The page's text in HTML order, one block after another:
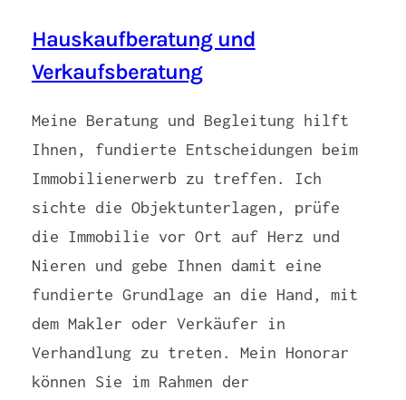
Hauskaufberatung und
Verkaufsberatung
Meine Beratung und Begleitung hilft
Ihnen, fundierte Entscheidungen beim
Immobilienerwerb zu treffen. Ich
sichte die Objektunterlagen, prüfe
die Immobilie vor Ort auf Herz und
Nieren und gebe Ihnen damit eine
fundierte Grundlage an die Hand, mit
dem Makler oder Verkäufer in
Verhandlung zu treten. Mein Honorar
können Sie im Rahmen der